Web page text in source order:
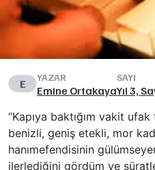
E YAZAR
Emine Ortakaya
SAYI
Yıl 3,
“Kapıya baktığım vakit
benizli, geniş etekli, mor
hanımefendisinin
ilerlediğini gördüm ve